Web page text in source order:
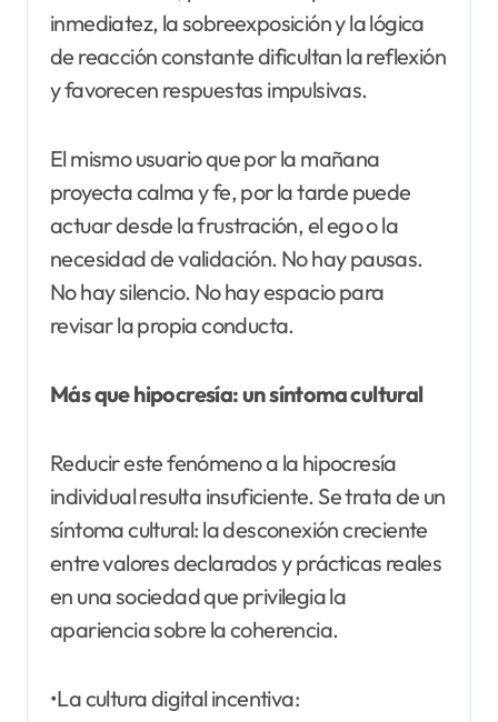
inmediatez, la sobreexposición y la lógica
de reacción constante dificultan la reflexión
y favorecen respuestas impulsivas.
El mismo usuario que por la mañana
proyecta calma y fe, por la tarde puede
actuar desde la frustración, el ego o la
necesidad de validación. No hay pausas.
No hay silencio. No hay espacio para
revisar la propia conducta.
Más que hipocresía: un síntoma cultural
Reducir este fenómeno a la hipocresía
individual resulta insuficiente. Se trata de un
síntoma cultural: la desconexión creciente
entre valores declarados y prácticas reales
en una sociedad que privilegia la
apariencia sobre la coherencia.
•La cultura digital incentiva: